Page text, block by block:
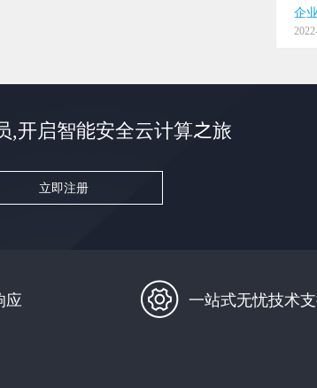
企
,开启智能安全云计算之旅
立即注册
应 一站式无忧技术